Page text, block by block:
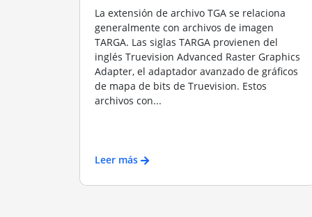
La extensión de archivo TGA se relaciona
generalmente con archivos de imagen
TARGA. Las siglas TARGA provienen del
inglés Truevision Advanced Raster Graphics
Adapter, el adaptador avanzado de gráficos
de mapa de bits de Truevision. Estos
archivos con...
Leer más